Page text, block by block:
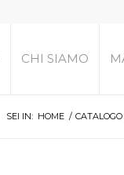
CHI SIAMO
SEI IN: HOME / CATALOGO